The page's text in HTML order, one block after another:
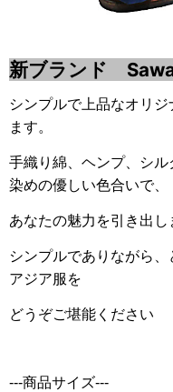
新ブランド
シンプルで上品なオリ
ます。
手織り綿、ヘンプ、シ
染めの優しい色合いで、
あなたの魅力を引き出し
シンプルでありながら
アジア服を
どうぞご堪能ください
---商品サイズ---